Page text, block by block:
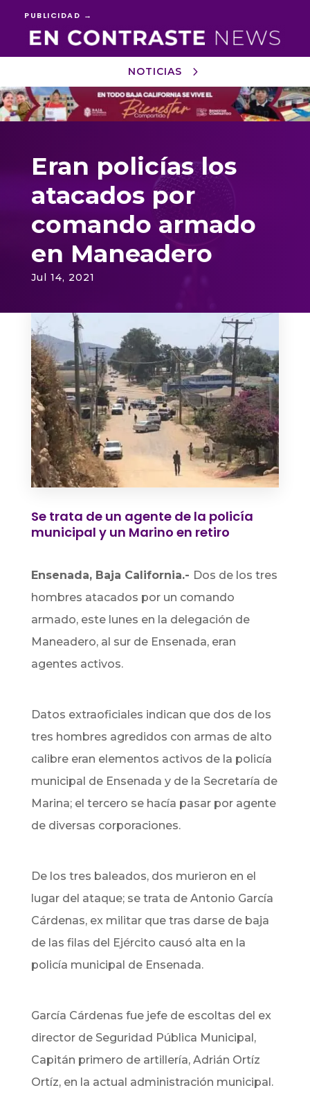
PUBLICIDAD →
NOTICIAS
Reproductor
de
vídeo
Eran policías los
atacados por
comando armado
en Maneadero
Jul 14, 2021
Se trata de un agente de la policía
municipal y un Marino en retiro
Ensenada, Baja California.- Dos de los tres
hombres atacados por un comando
armado, este lunes en la delegación de
Maneadero, al sur de Ensenada, eran
agentes activos.
Datos extraoficiales indican que dos de los
tres hombres agredidos con armas de alto
calibre eran elementos activos de la policía
municipal de Ensenada y de la Secretaría de
Marina; el tercero se hacía pasar por agente
de diversas corporaciones.
De los tres baleados, dos murieron en el
lugar del ataque; se trata de Antonio García
Cárdenas, ex militar que tras darse de baja
de las filas del Ejército causó alta en la
policía municipal de Ensenada.
García Cárdenas fue jefe de escoltas del ex
director de Seguridad Pública Municipal,
Capitán primero de artillería, Adrián Ortíz
Ortíz, en la actual administración municipal.